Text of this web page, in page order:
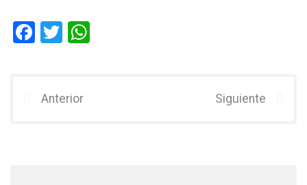
F
b
T
er
Anterior Siguiente